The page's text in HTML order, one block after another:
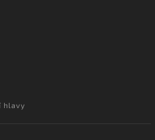
hlavy